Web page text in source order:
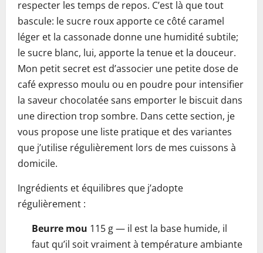
respecter les temps de repos. C’est là que tout
bascule: le sucre roux apporte ce côté caramel
léger et la cassonade donne une humidité subtile;
le sucre blanc, lui, apporte la tenue et la douceur.
Mon petit secret est d’associer une petite dose de
café expresso moulu ou en poudre pour intensifier
la saveur chocolatée sans emporter le biscuit dans
une direction trop sombre. Dans cette section, je
vous propose une liste pratique et des variantes
que j’utilise régulièrement lors de mes cuissons à
domicile.
Ingrédients et équilibres que j’adopte
régulièrement :
Beurre mou 115 g — il est la base humide, il
faut qu’il soit vraiment à température ambiante